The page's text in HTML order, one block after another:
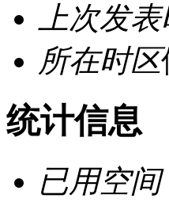
上次发
所在时区
统计信息
已用空间